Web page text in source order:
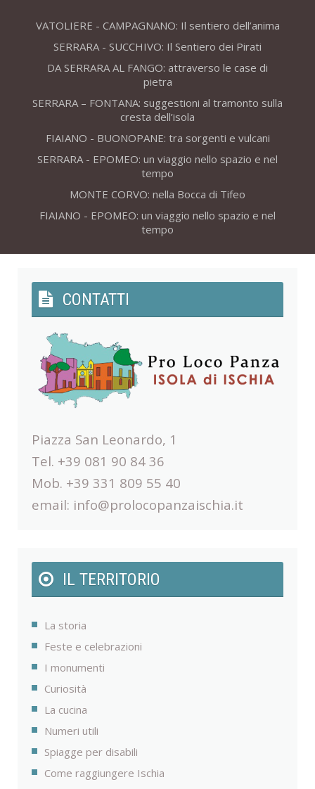
VATOLIERE - CAMPAGNANO: Il sentiero dell’anima
SERRARA - SUCCHIVO: Il Sentiero dei Pirati
DA SERRARA AL FANGO: attraverso le case di
pietra
SERRARA – FONTANA: suggestioni al tramonto sulla
cresta dell’isola
FIAIANO - BUONOPANE: tra sorgenti e vulcani
SERRARA - EPOMEO: un viaggio nello spazio e nel
tempo
MONTE CORVO: nella Bocca di Tifeo
FIAIANO - EPOMEO: un viaggio nello spazio e nel
tempo
CONTATTI
Piazza San Leonardo, 1
Tel. +39 081 90 84 36
Mob. +39 331 809 55 40
email: info@prolocopanzaischia.it
IL TERRITORIO
La storia
Feste e celebrazioni
I monumenti
Curiosità
La cucina
Numeri utili
Spiagge per disabili
Come raggiungere Ischia